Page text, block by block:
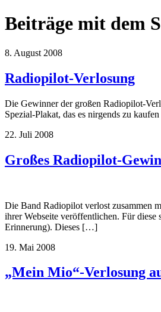
Beiträge mit dem
8. August 2008
Radiopilot-Verlosung
Die Gewinner der großen Radiopilot-
Spezial-Plakat, das es nirgends zu
22. Juli 2008
Großes Radiopilot-
Die Band Radiopilot verlost zusammen
ihrer Webseite veröffentlichen. Für
Erinnerung). Dieses […]
19. Mai 2008
„Mein Mio“-Verlosung